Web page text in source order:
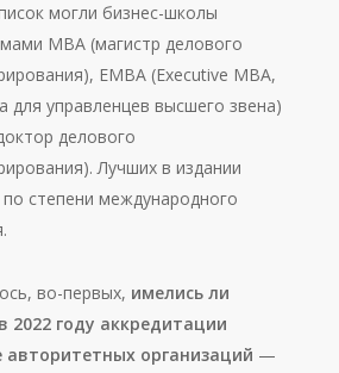
могли бизнес-школы
MBA (магистр делового
EMBA (Executive MBA,
для управленцев высшего звена)
делового
Лучших в издании
степени международного
во-первых, имелись ли
2022 году аккредитации
авторитетных организаций —